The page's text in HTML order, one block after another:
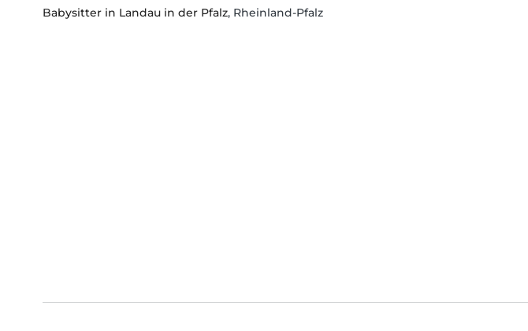
Babysitter in Landau in der Pfalz, Rheinland-Pfalz